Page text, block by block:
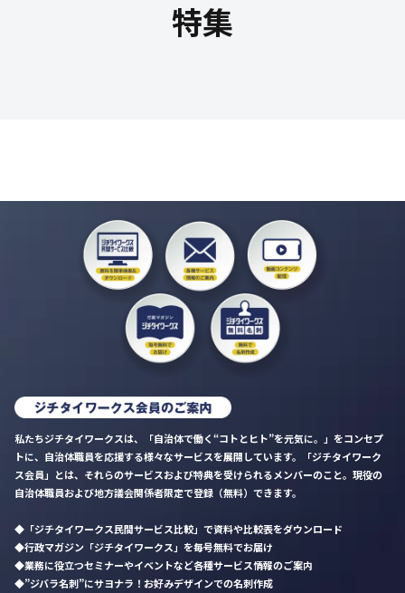
特集
私たちジチタイワークスは、「自治体で働く“コトとヒト”を元気に。」をコンセプ
トに、自治体職員を応援する様々なサービスを展開しています。「ジチタイワーク
ス会員」とは、それらのサービスおよび特典を受けられるメンバーのこと。現役の
自治体職員および地方議会関係者限定で登録（無料）できます。
「ジチタイワークス民間サービス比較」で資料や比較表をダウンロード
行政マガジン「ジチタイワークス」を毎号無料でお届け
業務に役立つセミナーやイベントなど各種サービス情報のご案内
”ジバラ名刺”にサヨナラ！お好みデザインでの名刺作成